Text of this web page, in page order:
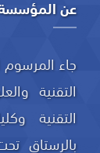
عن
التقنية
التقنية
بالرستاق